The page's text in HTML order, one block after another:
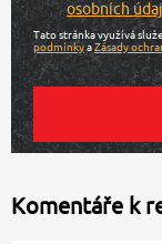
osobních
Tato stránka využívá
podmínkyaZásady
Komentáře k